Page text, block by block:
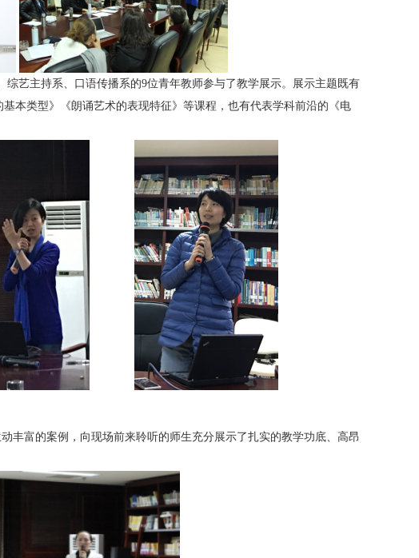
综艺主持系、口语传播系的9位青年教师参与了教学展示。展示主题既有
本类型》《朗诵艺术的表现特征》等课程，也有代表学科前沿的《电
丰富的案例，向现场前来聆听的师生充分展示了扎实的教学功底、高昂